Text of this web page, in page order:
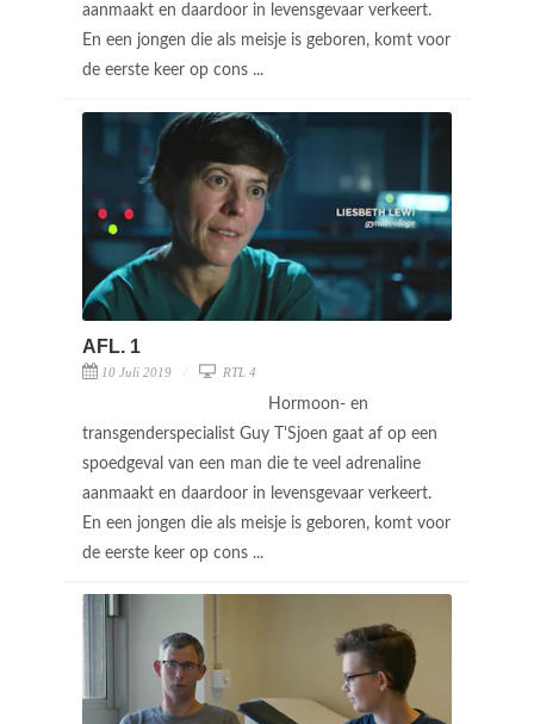
aanmaakt en daardoor in levensgevaar verkeert.
En een jongen die als meisje is geboren, komt voor
de eerste keer op cons ...
AFL. 1
10 Juli 2019 RTL 4
Hormoon- en
transgenderspecialist Guy T'Sjoen gaat af op een
spoedgeval van een man die te veel adrenaline
aanmaakt en daardoor in levensgevaar verkeert.
En een jongen die als meisje is geboren, komt voor
de eerste keer op cons ...